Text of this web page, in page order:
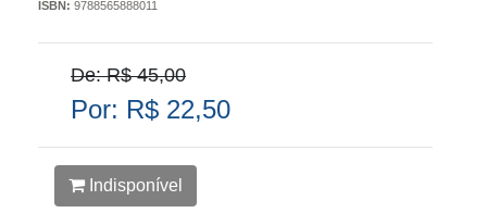
ISBN: 9788565888011
De: R$ 45,00
Por: R$ 22,50
Indisponível